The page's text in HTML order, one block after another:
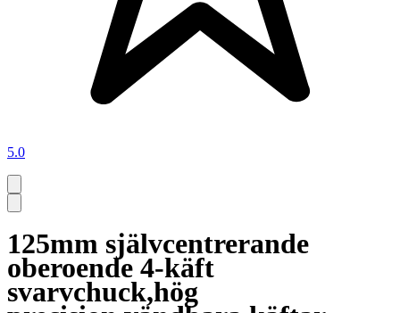
5.0
125mm självcentrerande
oberoende 4-käft
svarvchuck,hög